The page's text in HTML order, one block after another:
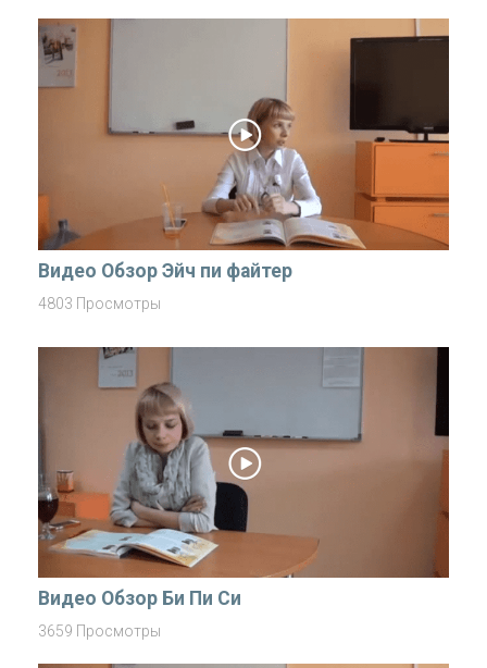
Видео Обзор Эйч пи файтер
4803 Просмотры
Видео Обзор Би Пи Си
3659 Просмотры